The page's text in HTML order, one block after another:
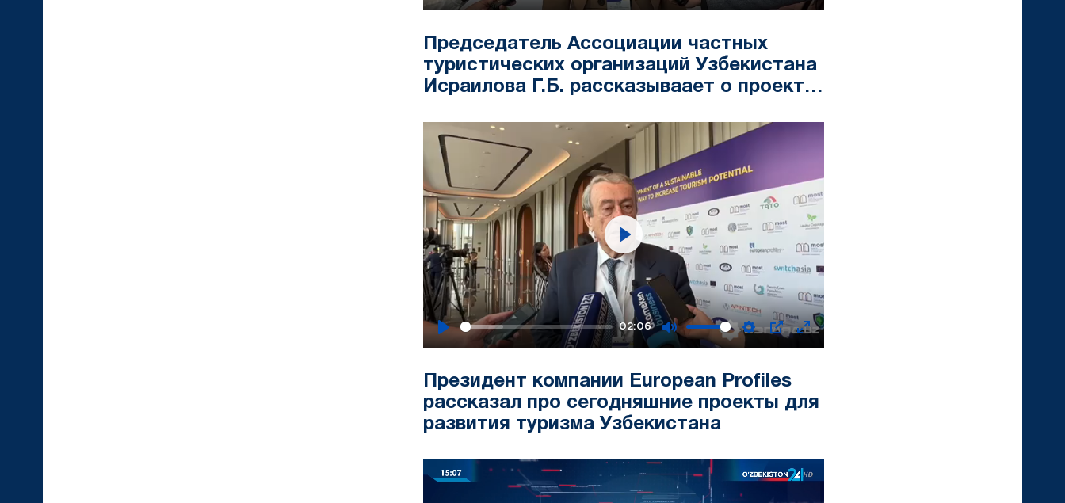
Play Mute Settings
PIP Enter
Председатель Ассоциации частных
туристических организаций Узбекистана
Исраилова Г.Б. рассказываает о проекте
Play
02:06
Mute Settings
PIP
Play
Президент компании European Profiles
рассказал про сегодняшние проекты для
развития туризма Узбекистана